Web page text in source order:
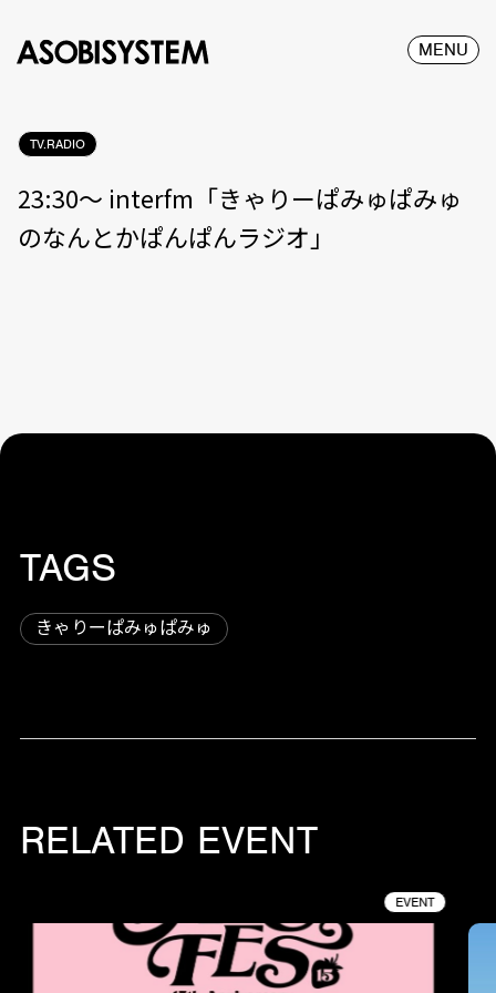
MENU
TV.RADIO
23:30〜 interfm「きゃりーぱみゅぱみゅ
のなんとかぱんぱんラジオ」
TAGS
きゃりーぱみゅぱみゅ
RELATED EVENT
EVENT